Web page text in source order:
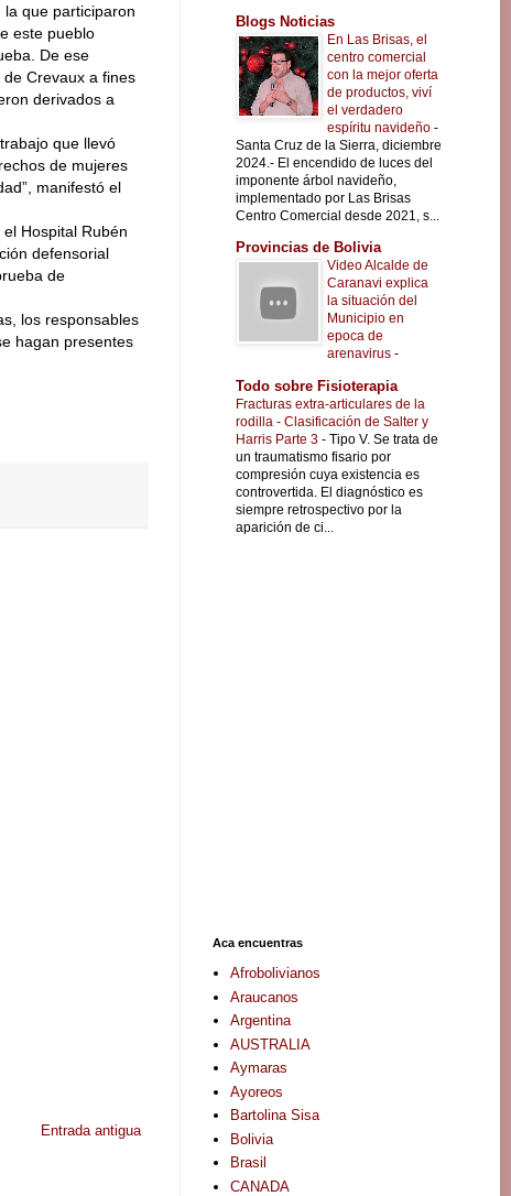
que participaron
este pueblo
De ese
Crevaux a fines
derivados a
que llevó
de mujeres
manifestó el
Hospital Rubén
defensorial
de
los responsables
hagan presentes
Entrada antigua
Blogs Noticias
En Las Brisas, el
centro comercial
con la mejor oferta
de productos, viví
el verdadero
espíritu navideño -
Santa Cruz de la Sierra, diciembre
2024.- El encendido de luces del
imponente árbol navideño,
implementado por Las Brisas
Centro Comercial desde 2021, s...
Provincias de Bolivia
Video Alcalde de
Caranavi explica
la situación del
Municipio en
epoca de
arenavirus -
Todo sobre Fisioterapia
Fracturas extra-articulares de la
rodilla - Clasificación de Salter y
Harris Parte 3 - Tipo V. Se trata de
un traumatismo fisario por
compresión cuya existencia es
controvertida. El diagnóstico es
siempre retrospectivo por la
aparición de ci...
Aca encuentras
Afrobolivianos
Araucanos
Argentina
AUSTRALIA
Aymaras
Ayoreos
Bartolina Sisa
Bolivia
Brasil
CANADA